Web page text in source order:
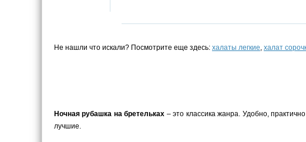
Не нашли что искали? Посмотрите еще здесь: халаты легкие, халат
Ночная рубашка на бретельках – это классика жанра. Удобно,
лучшие.